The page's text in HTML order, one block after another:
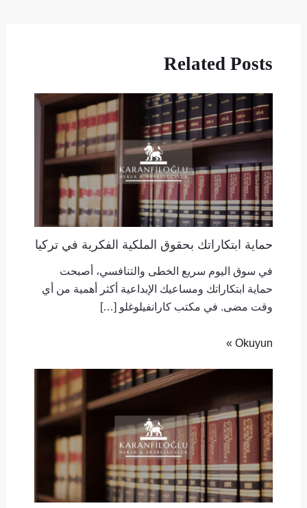
Related Posts
حماية ابتكاراتك بحقوق الملكية الفكرية في تركيا
في سوق اليوم سريع الخطى والتنافسي، أصبحت
حماية ابتكاراتك ومساعيك الإبداعية أكثر أهمية من أي
وقت مضى. في مكتب كارانفيلوغلو […]
Okuyun »